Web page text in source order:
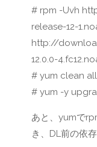
# rpm -Uvh
release-12-
http://
12.0.0-
# yum clean all
# yum -y
あと、yumで
き、DL前の依